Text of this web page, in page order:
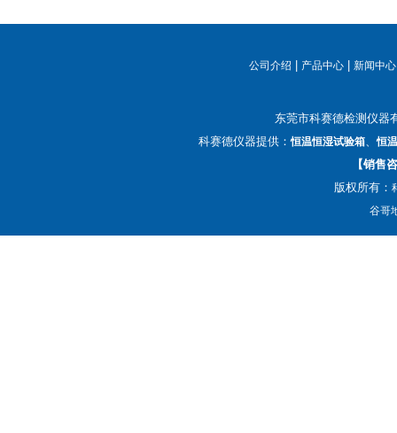
公司介绍 | 产品中心 |新闻中心
东莞市科赛德检测仪
科赛德仪器提供：恒温恒湿试验箱 、恒
【销售
版权所有：
谷哥